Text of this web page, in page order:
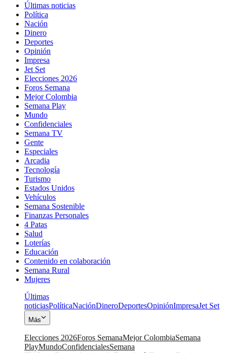
Últimas noticias
Política
Nación
Dinero
Deportes
Opinión
Impresa
Jet Set
Elecciones 2026
Foros Semana
Mejor Colombia
Semana Play
Mundo
Confidenciales
Semana TV
Gente
Especiales
Arcadia
Tecnología
Turismo
Estados Unidos
Vehículos
Semana Sostenible
Finanzas Personales
4 Patas
Salud
Loterías
Educación
Contenido en colaboración
Semana Rural
Mujeres
Últimas
noticiasPolíticaNaciónDineroDeportesOpiniónImpresaJet Set
Más
Elecciones 2026Foros SemanaMejor ColombiaSemana
PlayMundoConfidencialesSemana